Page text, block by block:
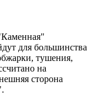
для большинства
тушения,
на
сторона